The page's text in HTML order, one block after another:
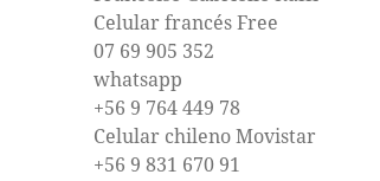
Celular francés Free
07 69 905 352
whatsapp
+56 9 764 449 78
Celular chileno Movistar
+56 9 831 670 91